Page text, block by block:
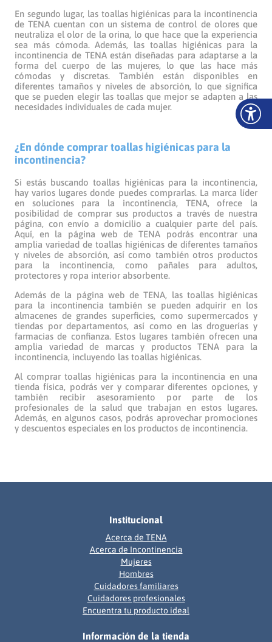
En segundo lugar, las toallas higiénicas para la incontinencia
de TENA cuentan con un sistema de control de olores que
neutraliza el olor de la orina, lo que hace que la experiencia
sea más cómoda. Además, las toallas higiénicas para la
incontinencia de TENA están diseñadas para adaptarse a la
forma del cuerpo de las mujeres, lo que las hace más
cómodas y discretas. También están disponibles en
diferentes tamaños y niveles de absorción, lo que significa
que se pueden elegir las toallas que mejor se adapten a las
necesidades individuales de cada mujer.
¿En dónde comprar toallas higiénicas para la
incontinencia?
Si estás buscando toallas higiénicas para la incontinencia,
hay varios lugares donde puedes comprarlas. La marca líder
en soluciones para la incontinencia, TENA, ofrece la
posibilidad de comprar sus productos a través de nuestra
página, con envío a domicilio a cualquier parte del país.
Aquí, en la página web de TENA podrás encontrar una
amplia variedad de toallas higiénicas de diferentes tamaños
y niveles de absorción, así como también otros productos
para la incontinencia, como pañales para adultos,
protectores y ropa interior absorbente.
Además de la página web de TENA, las toallas higiénicas
para la incontinencia también se pueden adquirir en los
almacenes de grandes superficies, como supermercados y
tiendas por departamentos, así como en las droguerías y
farmacias de confianza. Estos lugares también ofrecen una
amplia variedad de marcas y productos TENA para la
incontinencia, incluyendo las toallas higiénicas.
Al comprar toallas higiénicas para la incontinencia en una
tienda física, podrás ver y comparar diferentes opciones, y
también recibir asesoramiento por parte de los
profesionales de la salud que trabajan en estos lugares.
Además, en algunos casos, podrás aprovechar promociones
y descuentos especiales en los productos de incontinencia.
Institucional
Acerca de TENA
Acerca de Incontinencia
Mujeres
Hombres
Cuidadores familiares
Cuidadores profesionales
Encuentra tu producto ideal
Información de la tienda